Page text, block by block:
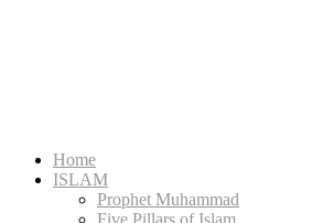
Home
ISLAM
Prophet Muhammad
Five Pillars of Islam